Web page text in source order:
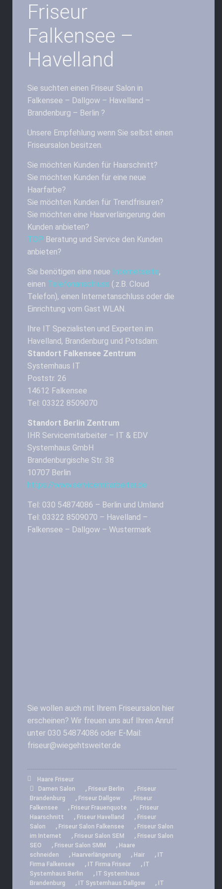
Friseur
Falkensee –
Havelland
Sie suchten einen Friseur Salon in
Falkensee – Dallgow – Havelland –
Brandenburg – Berlin ?
Unsere Empfehlung wenn Sie selbst einen
Friseursalon besitzen.
Sie möchten Kunden für Haarschnitt?
Sie möchten Kunden für eine neue
Haarfarbe?
Sie möchten Kunden für Trendfrisuren?
Sie möchten eine Haarverlängerung den
Kunden anbieten?
TOP Beratung und Service den Kunden
anbieten?
Sie benötigen eine neue Internetseite,
einen Telefonanschluss (.z.B. Cloud
Telefon), einen Internetanschluss oder die
Einrichtung vom Gast WLAN.
Ihre IT Spezialisten und Experten im
Havelland, Brandenburg und Potsdam:
Standort Falkensee Zentrum
Systemhaus IT
Poststr. 26
14612 Falkensee
Tel: 03322 8509070
Standort Berlin Zentrum
IHR Servicemitarbeiter – IT & EDV
Systemhaus GmbH
Brandenburgische Str. 38
10707 Berlin
https://www.servicemitarbeiter.de
Tel: 030 54874086 – Berlin und Umland
Tel: 03322 8509070 – Havelland –
Falkensee – Dallgow – Wustermark
Sie wollen auch mit Ihrem Friseursalon hier
erscheinen? Wir freuen uns auf Ihren Anruf
unter 030 54874086 oder E-Mail:
friseur@wiegehtsweiter.de
Haare Friseur
Damen Salon
, Friseur Berlin , Friseur
Brandenburg
, Friseur Dallgow , Friseur
Falkensee
, Friseur Frauenquote , Friseur
Haarschnitt
, Friseur Havelland , Friseur
Salon
, Friseur Salon Falkensee , Friseur Salon
im Internet
, Friseur Salon SEM , Friseur Salon
SEO
, Friseur Salon SMM , Haare
schneiden
, Haarverlängerung , Hair , IT
Firma Falkensee
, IT Firma Friseur , IT
Systemhaus Berlin
, IT Systemhaus
Brandenburg
, IT Systemhaus Dallgow , IT